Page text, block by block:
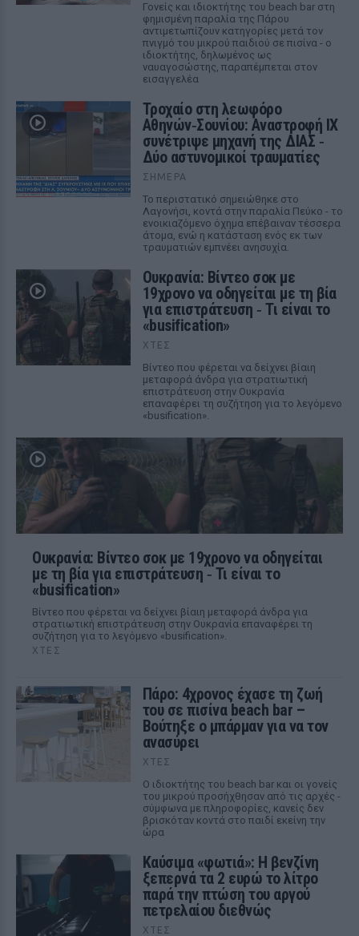
Γονείς και ιδιοκτήτης του beach bar στη
φημισμένη παραλία της Πάρου
αντιμετωπίζουν κατηγορίες μετά τον
πνιγμό του μικρού παιδιού σε πισίνα - ο
ιδιοκτήτης, δηλωμένος ως
ναυαγοσώστης, παραπέμπεται στον
εισαγγελέα
Τροχαίο στη λεωφόρο
Αθηνών‑Σουνίου: Αναστροφή ΙΧ
συνέτριψε μηχανή της ΔΙΑΣ ‑
Δύο αστυνομικοί τραυματίες
ΣΉΜΕΡΑ
Το περιστατικό σημειώθηκε στο
Λαγονήσι, κοντά στην παραλία Πεύκο - το
ενοικιαζόμενο όχημα επέβαιναν τέσσερα
άτομα, ενώ η κατάσταση ενός εκ των
τραυματιών εμπνέει ανησυχία.
Ουκρανία: Βίντεο σοκ με
19χρονο να οδηγείται με τη βία
για επιστράτευση ‑ Τι είναι το
«busification»
ΧΤΕΣ
Βίντεο που φέρεται να δείχνει βίαιη
μεταφορά άνδρα για στρατιωτική
επιστράτευση στην Ουκρανία
επαναφέρει τη συζήτηση για το λεγόμενο
«busification».
Ουκρανία: Βίντεο σοκ με 19χρονο να οδηγείται
με τη βία για επιστράτευση ‑ Τι είναι το
«busification»
Βίντεο που φέρεται να δείχνει βίαιη μεταφορά άνδρα για
στρατιωτική επιστράτευση στην Ουκρανία επαναφέρει τη
συζήτηση για το λεγόμενο «busification».
ΧΤΕΣ
Πάρο: 4χρονος έχασε τη ζωή
του σε πισίνα beach bar –
Βούτηξε ο μπάρμαν για να τον
ανασύρει
ΧΤΕΣ
Ο ιδιοκτήτης του beach bar και οι γονείς
του μικρού προσήχθησαν από τις αρχές -
σύμφωνα με πληροφορίες, κανείς δεν
βρισκόταν κοντά στο παιδί εκείνη την
ώρα
Καύσιμα «φωτιά»: Η βενζίνη
ξεπερνά τα 2 ευρώ το λίτρο
παρά την πτώση του αργού
πετρελαίου διεθνώς
ΧΤΕΣ